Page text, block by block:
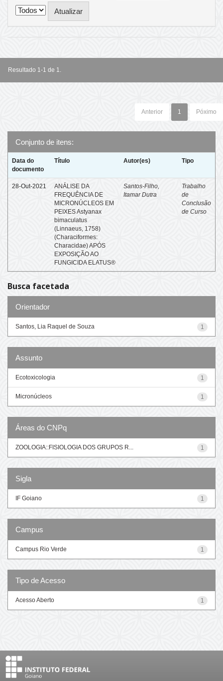
Resultado 1-1 de 1.
Anterior 1 Póximo
Conjunto de itens:
Data do
documento
Título Autor(es) Tipo
28-Out-2021
ANÁLISE DA
FREQUÊNCIA DE
MICRONÚCLEOS EM
PEIXES Astyanax
bimaculatus
(Linnaeus, 1758)
(Characiformes:
Characidae) APÓS
EXPOSIÇÃO AO
FUNGICIDA ELATUS®
Santos-Filho,
Itamar Dutra
Trabalho
de
Conclusão
de Curso
Busca facetada
Orientador
1
Santos, Lia Raquel de Souza
Assunto
1
Ecotoxicologia
1
Micronúcleos
Áreas do CNPq
1
ZOOLOGIA::FISIOLOGIA DOS GRUPOS R...
Sigla
1
IF Goiano
Campus
1
Campus Rio Verde
Tipo de Acesso
1
Acesso Aberto